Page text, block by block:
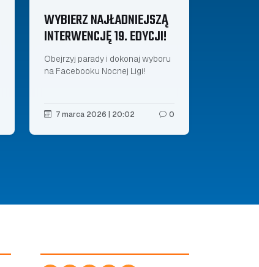
WYBIERZ NAJŁADNIEJSZĄ
INTERWENCJĘ 19. EDYCJI!
Obejrzyj parady i dokonaj wyboru
na Facebooku Nocnej Ligi!
7 marca 2026 | 20:02 0